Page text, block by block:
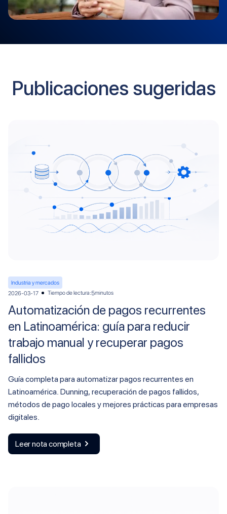
Publicaciones sugeridas
Industria y mercados
2026-03-17
Tiempo de lectura:5minutos
Automatización de pagos recurrentes
en Latinoamérica: guía para reducir
trabajo manual y recuperar pagos
fallidos
Guía completa para automatizar pagos recurrentes en
Latinoamérica. Dunning, recuperación de pagos fallidos,
métodos de pago locales y mejores prácticas para empresas
digitales.
Leer nota completa